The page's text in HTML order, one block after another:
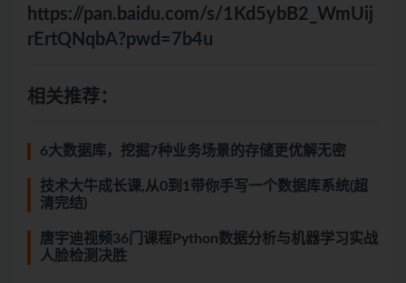
https://pan.baidu.com/s/1Kd5ybB2_WmUij
rErtQNqbA?pwd=7b4u
相关推荐：
6大数据库，挖掘7种业务场景的存储更优解无密
技术大牛成长课,从0到1带你手写一个数据库系统(超
清完结)
唐宇迪视频36门课程Python数据分析与机器学习实战
人脸检测决胜